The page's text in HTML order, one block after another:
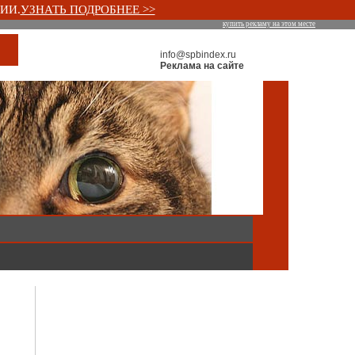
УЗНАТЬ ПОДРОБНЕЕ >>
купить рекламу на этом месте
info@spbindex.ru
Реклама на сайте